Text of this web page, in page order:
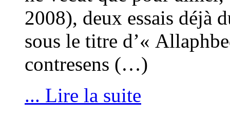
2008), deux essais déjà
sous le titre d’«
contresens (…)
... Lire la suite